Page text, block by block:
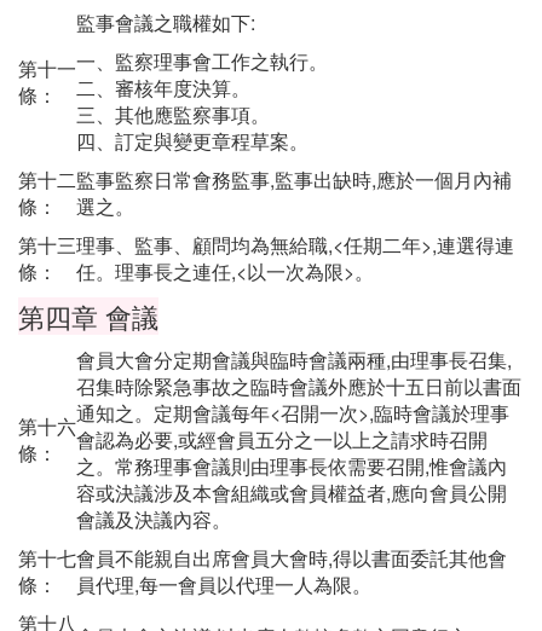
第十一
條：
監事會議之職權如下:
一、監察理事會工作之執行。
二、審核年度決算。
三、其他應監察事項。
四、訂定與變更章程草案。
第十二
條：
監事監察日常會務監事,監事出缺時,應於一個月內補
選之。
第十三
條：
理事、監事、顧問均為無給職,<任期二年>,連選得連
任。理事長之連任,<以一次為限>。
第四章 會議
第十六
條：
會員大會分定期會議與臨時會議兩種,由理事長召集,
召集時除緊急事故之臨時會議外應於十五日前以書面
通知之。定期會議每年<召開一次>,臨時會議於理事
會認為必要,或經會員五分之一以上之請求時召開
之。常務理事會議則由理事長依需要召開,惟會議內
容或決議涉及本會組織或會員權益者,應向會員公開
會議及決議內容。
第十七
條：
會員不能親自出席會員大會時,得以書面委託其他會
員代理,每一會員以代理一人為限。
第十八